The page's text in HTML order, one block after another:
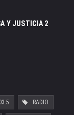
Y JUSTICIA 2
RADIO